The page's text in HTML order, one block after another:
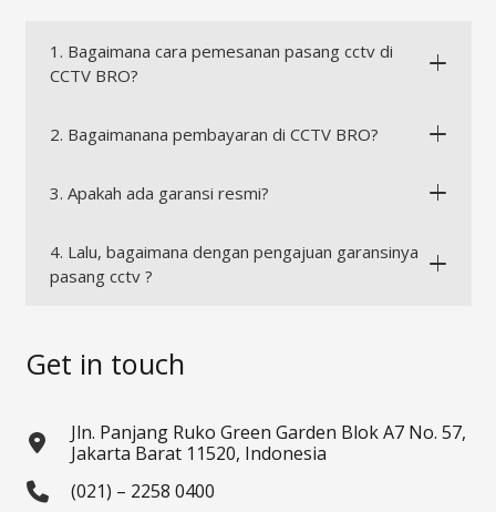
1. Bagaimana cara pemesanan pasang cctv di
CCTV BRO?
2. Bagaimanana pembayaran di CCTV BRO?
3. Apakah ada garansi resmi?
4. Lalu, bagaimana dengan pengajuan garansinya
pasang cctv ?
Get in touch
Jln. Panjang Ruko Green Garden Blok A7 No. 57,
Jakarta Barat 11520, Indonesia
(021) – 2258 0400